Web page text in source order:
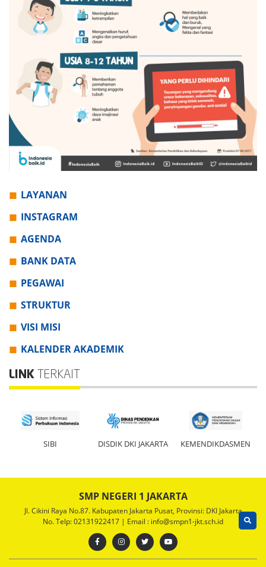
LAYANAN
INSTAGRAM
AGENDA
BANK DATA
PEGAWAI
STRUKTUR
VISI MISI
KALENDER AKADEMIK
LINK TERKAIT
DISDIK DKI JAKARTA KEMENDIKDASMEN RUMAH PENDIDIKAN
SMP NEGERI 1 JAKARTA
Jl. Cikini Raya No.87. Kabupaten Jakarta Pusat, Provinsi: DKI Jakarta
No. Telp: 02131922417 | Email : info@smpn1-jkt.sch.id